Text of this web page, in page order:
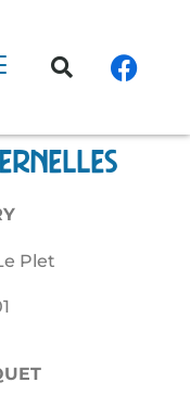
Plet